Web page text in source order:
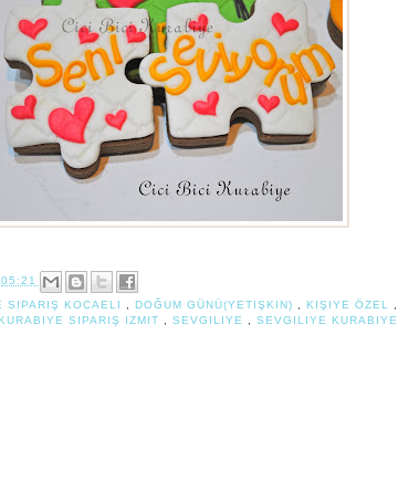
05:21
SIPARIŞ KOCAELI DOĞUM GÜNÜ(YETIŞKIN) KIŞIYE ÖZEL
SIPARIŞ IZMIT SEVGILIYE SEVGILIYE KURABIYE